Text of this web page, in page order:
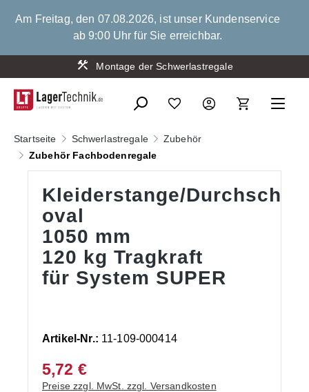
springen
Am Freitag, den 07.08.2026, ist unser Kundenservice
ab 9:00 Uhr für Sie erreichbar.
Montage der Schwerlastregale
Startseite Schwerlastregale
Zubehör
Zubehör Fachbodenregale
Kleiderstange/
oval
1050 mm
120 kg Tragkraft
für System SUPER
Artikel-Nr.: 11-109-000414
5,72 €
Preise zzgl. MwSt. zzgl. Versandkosten